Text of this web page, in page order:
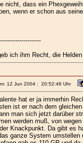
nicht, dass ein
wenn er schon aus
ich ihm Recht, die
12 Jun 2004 : 20:52:46 Uhr
hat er ja immerhin
ist er nach dem
man sich jetzt darüber
werden muß, von
Knackpunkt. Da gibt es
ganze System umstellen